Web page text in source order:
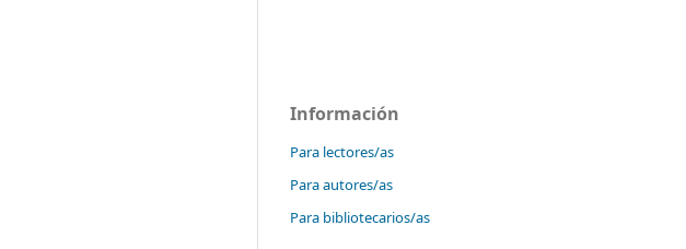
Información
Para lectores/as
Para autores/as
Para bibliotecarios/as